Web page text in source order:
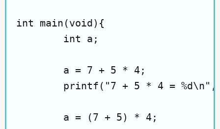
int main(void){